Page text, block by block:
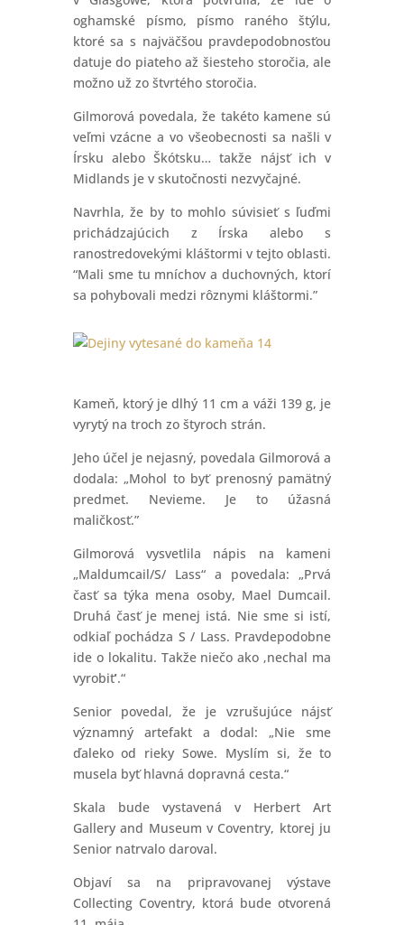
oghamské písmo, písmo raného štýlu,
ktoré sa s najväčšou pravdepodobnosťou
datuje do piateho až šiesteho storočia, ale
možno už zo štvrtého storočia.
Gilmorová povedala, že takéto kamene sú
veľmi vzácne a vo všeobecnosti sa našli v
Írsku alebo Škótsku… takže nájsť ich v
Midlands je v skutočnosti nezvyčajné.
Navrhla, že by to mohlo súvisieť s ľuďmi
prichádzajúcich z Írska alebo s
ranostredovekými kláštormi v tejto oblasti.
“Mali sme tu mníchov a duchovných, ktorí
sa pohybovali medzi rôznymi kláštormi.”
Kameň, ktorý je dlhý 11 cm a váži 139 g, je
vyrytý na troch zo štyroch strán.
Jeho účel je nejasný, povedala Gilmorová a
dodala: „Mohol to byť prenosný pamätný
predmet. Nevieme. Je to úžasná
maličkosť.”
Gilmorová vysvetlila nápis na kameni
„Maldumcail/S/ Lass“ a povedala: „Prvá
časť sa týka mena osoby, Mael Dumcail.
Druhá časť je menej istá. Nie sme si istí,
odkiaľ pochádza S / Lass. Pravdepodobne
ide o lokalitu. Takže niečo ako ‚nechal ma
vyrobiť‘.“
Senior povedal, že je vzrušujúce nájsť
významný artefakt a dodal: „Nie sme
ďaleko od rieky Sowe. Myslím si, že to
musela byť hlavná dopravná cesta.“
Skala bude vystavená v Herbert Art
Gallery and Museum v Coventry, ktorej ju
Senior natrvalo daroval.
Objaví sa na pripravovanej výstave
Collecting Coventry, ktorá bude otvorená